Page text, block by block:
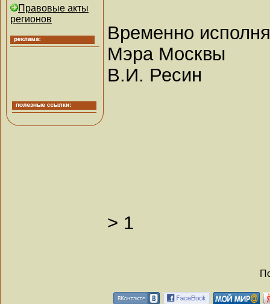
Правовые акты
регионов
Временно
Мэра Москвы
В.И. Ресин
> 1